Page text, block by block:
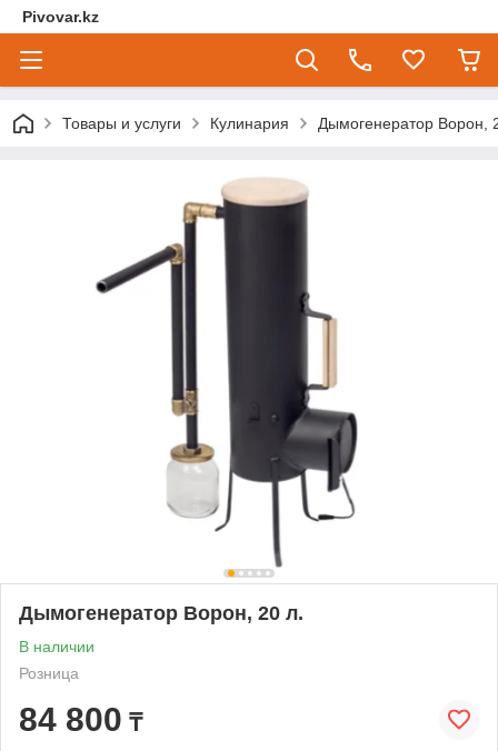
Pivovar.kz
Товары и услуги Кулинария Дымогенератор Ворон,
Дымогенератор Ворон, 20 л.
В наличии
Розница
84 800 ₸